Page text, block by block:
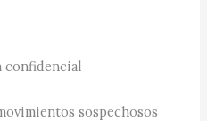
confidencial
sospechosos